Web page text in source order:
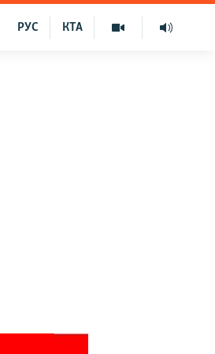
КТА
РУС